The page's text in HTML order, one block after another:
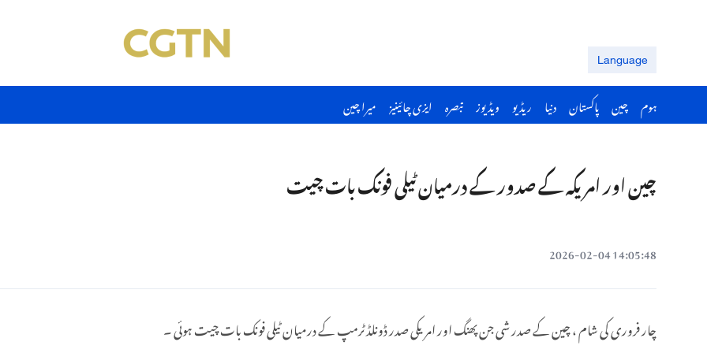
Language
ہوم چین پاکستان دنیا ریڈیو ویڈیوز تبصرہ ایزی چائینیز میرا چین
چین اور امریکہ کے صدور کے درمیان ٹیلی فونک بات چیت
14:05:48 2026-02-04
چار فروری کی شام ، چین کے صدر شی جن پھنگ اور امریکی صدر ڈونلڈ ٹرمپ کے درمیان ٹیلی فونک بات چیت ہوئی ۔